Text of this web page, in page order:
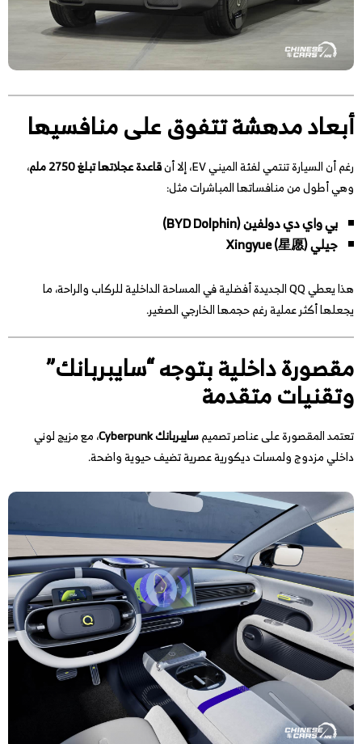
أبعاد مدهشة تتفوق على منافسيها
رغم أن السيارة تنتمي لفئة الميني EV، إلا أن قاعدة عجلاتها تبلغ 2750 ملم
،
وهي أطول من منافساتها المباشرات مثل:
بي واي دي دولفين (BYD Dolphin)
جيلي Xingyue (星愿)
هذا يعطي QQ الجديدة أفضلية في المساحة الداخلية للركاب والراحة، ما
يجعلها أكثر عملية رغم حجمها الخارجي الصغير.
مقصورة داخلية بتوجه “سايبربانك”
وتقنيات متقدمة
تعتمد المقصورة على عناصر تصميمسايبربانك Cyberpunk
، مع مزيج لوني
داخلي مزدوج ولمسات ديكورية عصرية تضيف حيوية واضحة.